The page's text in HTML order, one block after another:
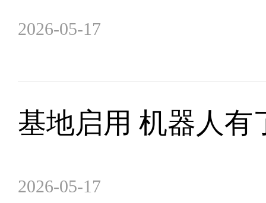
2026-05-17
基地启用 机器人有
2026-05-17